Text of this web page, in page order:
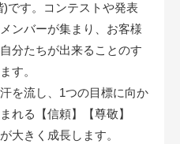
です。コンテストや発表
ンバーが集まり、お客様
分たちが出来ることのす
す。
を流し、1つの目標に向か
れる【信頼】【尊敬】
大きく成長します。